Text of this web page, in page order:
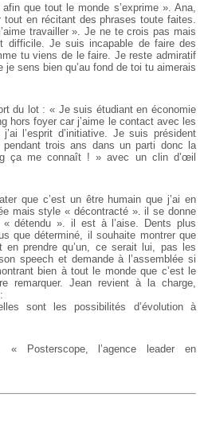
que tout le monde s’exprime ». Ana,
tout en récitant des phrases toute faites.
travailler ». Je ne te crois pas mais
difficile. Je suis incapable de faire des
tu viens de le faire. Je reste admiratif
sens bien qu’au fond de toi tu aimerais
du lot : « Je suis étudiant en économie
hors foyer car j’aime le contact avec les
l’esprit d’initiative. Je suis président
pendant trois ans dans un parti donc la
ça me connaît ! » avec un clin d’œil
que c’est un être humain que j’ai en
mais style « décontracté ». il se donne
« détendu ». il est à l’aise. Dents plus
que déterminé, il souhaite montrer que
prendre qu’un, ce serait lui, pas les
speech et demande à l’assemblée si
bien à tout le monde que c’est le
remarquer. Jean revient à la charge,
sont les possibilités d’évolution à
« Posterscope, l’agence leader en